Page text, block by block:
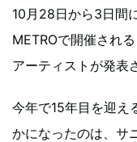
10月28日から3日間
METROで開催され
アーティストが発表
今年で15年目を迎え
かになったのは、サ